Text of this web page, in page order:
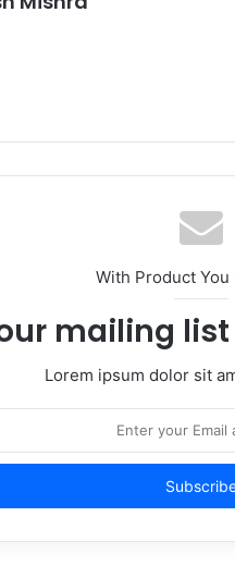
With Product You
mailing
Lorem ipsum dolor sit